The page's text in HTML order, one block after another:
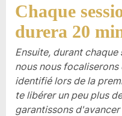
Chaque
durera 20
Ensuite, durant chaque
nous nous
identifié lors de la
te libérer un peu plus
garantissons